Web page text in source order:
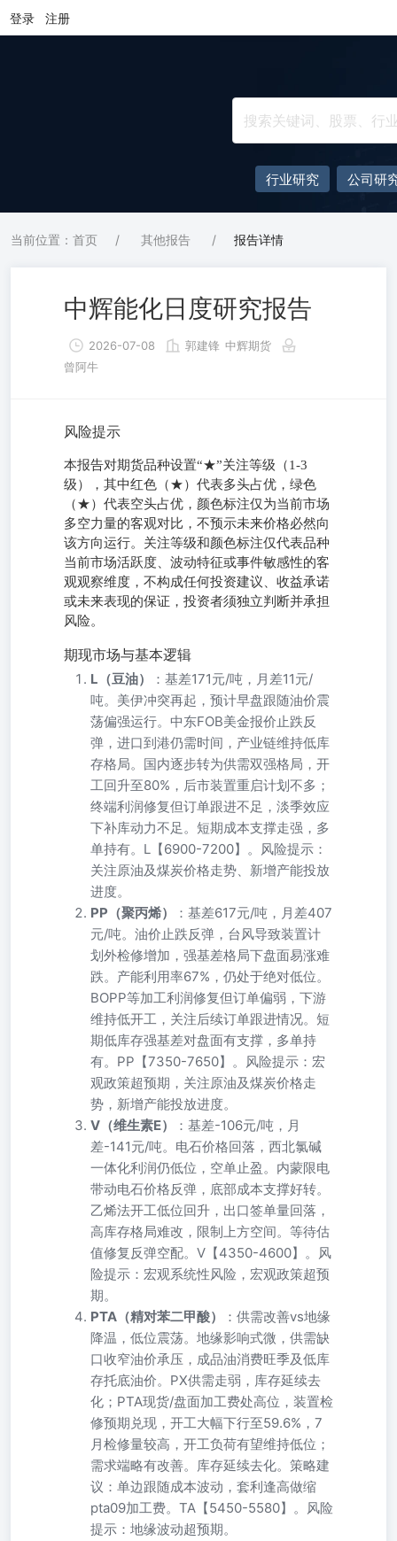
登录 注册
行业研究 公司研
当前位置：首页 / 其他报告 / 报告详情
中辉能化日度研究报告
2026-07-08 郭建锋 中辉期货
曾阿牛
风险提示
本报告对期货品种设置“★”关注等级（1-3
级），其中红色（★）代表多头占优，绿色
（★）代表空头占优，颜色标注仅为当前市场
多空力量的客观对比，不预示未来价格必然向
该方向运行。关注等级和颜色标注仅代表品种
当前市场活跃度、波动特征或事件敏感性的客
观观察维度，不构成任何投资建议、收益承诺
或未来表现的保证，投资者须独立判断并承担
风险。
期现市场与基本逻辑
L（豆油）
：基差171元/吨，月差11元/
吨。美伊冲突再起，预计早盘跟随油价震
荡偏强运行。中东FOB美金报价止跌反
弹，进口到港仍需时间，产业链维持低库
存格局。国内逐步转为供需双强格局，开
工回升至80%，后市装置重启计划不多；
终端利润修复但订单跟进不足，淡季效应
下补库动力不足。短期成本支撑走强，多
单持有。L【6900-7200】。风险提示：
关注原油及煤炭价格走势、新增产能投放
进度。
PP（聚丙烯）
：基差617元/吨，月差407
元/吨。油价止跌反弹，台风导致装置计
划外检修增加，强基差格局下盘面易涨难
跌。产能利用率67%，仍处于绝对低位。
BOPP等加工利润修复但订单偏弱，下游
维持低开工，关注后续订单跟进情况。短
期低库存强基差对盘面有支撑，多单持
有。PP【7350-7650】。风险提示：宏
观政策超预期，关注原油及煤炭价格走
势，新增产能投放进度。
V（维生素E）
：基差-106元/吨，月
差-141元/吨。电石价格回落，西北氯碱
一体化利润仍低位，空单止盈。内蒙限电
带动电石价格反弹，底部成本支撑好转。
乙烯法开工低位回升，出口签单量回落，
高库存格局难改，限制上方空间。等待估
值修复反弹空配。V【4350-4600】。风
险提示：宏观系统性风险，宏观政策超预
期。
PTA（精对苯二甲酸）
：供需改善vs地缘
降温，低位震荡。地缘影响式微，供需缺
口收窄油价承压，成品油消费旺季及低库
存托底油价。PX供需走弱，库存延续去
化；PTA现货/盘面加工费处高位，装置检
修预期兑现，开工大幅下行至59.6%，7
月检修量较高，开工负荷有望维持低位；
需求端略有改善。库存延续去化。策略建
议：单边跟随成本波动，套利逢高做缩
pta09加工费。TA【5450-5580】。风险
提示：地缘波动超预期。